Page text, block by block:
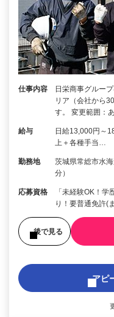
仕事内容
日栄商事グルー
リア（会社から
す。 変更範囲：
給与
日給13,000円～
上＋各種手当…
勤務地
茨城県常総市水
分）
応募資格
「未経験OK！
り！要普通免許(
後で見る
アピ